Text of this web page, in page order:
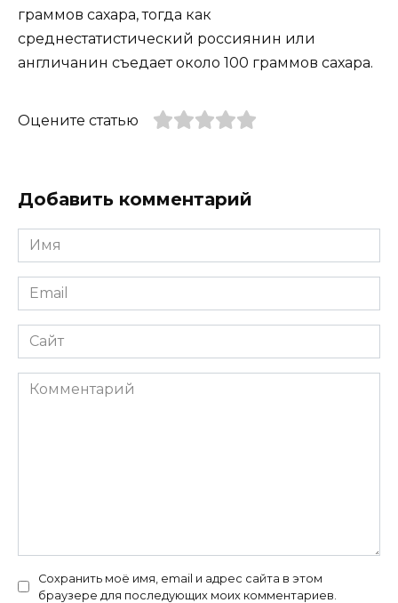
граммов сахара, тогда как
среднестатистический россиянин или
англичанин съедает около 100 граммов сахара.
Оцените статью
Добавить комментарий
Имя
*
Email
*
Сайт
Комментарий
Сохранить моё имя, email и адрес сайта в этом
браузере для последующих моих комментариев.